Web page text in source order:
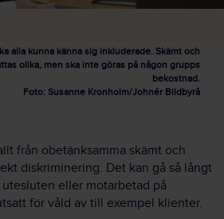
alla kunna känna sig inkluderade. Skämt och
olika, men ska inte göras på någon grupps
bekostnad.
Foto: Susanne Kronholm/Johnér Bildbyrå
från obetänksamma skämt och
diskriminering. Det kan gå så långt
eller motarbetad på
för våld av till exempel klienter.